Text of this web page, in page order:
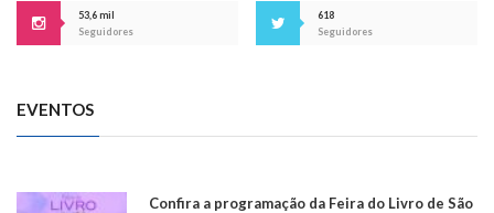
53,6 mil
Seguidores
618
Seguidores
EVENTOS
Confira a programação da Feira do Livro de São